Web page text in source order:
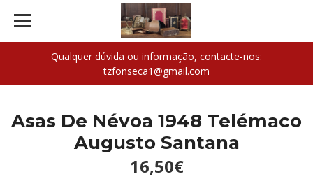
Qualquer dúvida ou informação, contacte-nos:
tzfonseca1@gmail.com
Asas De Névoa 1948 Telémaco
Augusto Santana
16,50€